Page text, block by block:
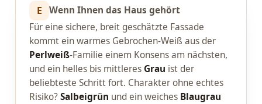
E
Wenn Ihnen das Haus gehört
Für eine sichere, breit geschätzte Fassade
kommt ein warmes Gebrochen-Weiß aus der
Perlweiß-Familie einem Konsens am nächsten,
und ein helles bis mittleres Grau ist der
beliebteste Schritt fort. Charakter ohne echtes
Risiko?Salbeigrün und ein weiches Blaugrau